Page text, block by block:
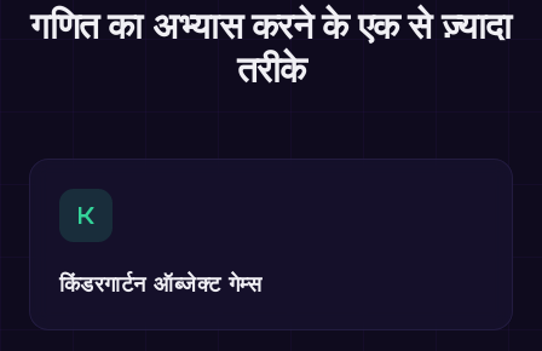
गणित का अभ्यास करने के एक से ज़्यादा
तरीके
K
किंडरगार्टन ऑब्जेक्ट गेम्स